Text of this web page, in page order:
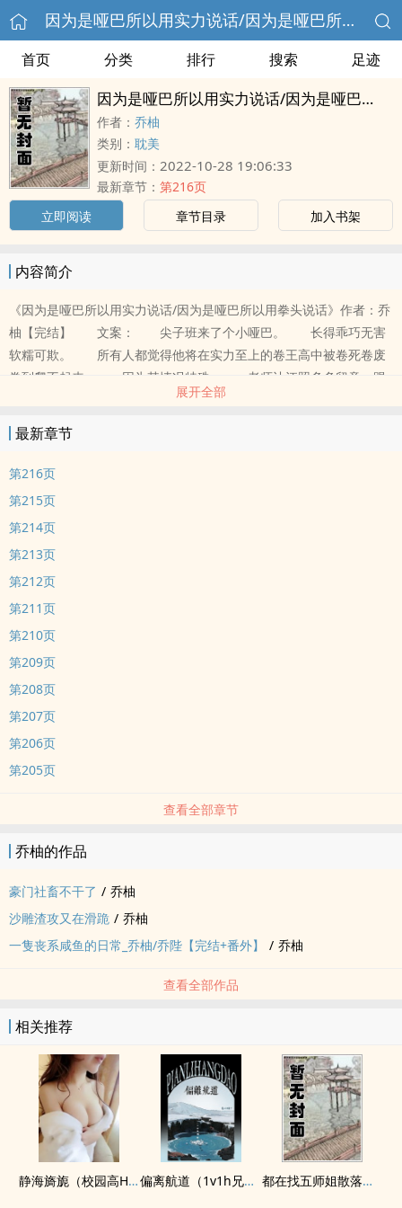
因为是哑巴所以用实力说话/因为是哑巴所以用拳头说话
首页 分类 排行 搜索 足迹
因为是哑巴所以用实力说话/因为是哑巴所以用拳头说话
作者： 乔柚
类别： 耽美
更新时间： 2022-10-28 19:06:33
最新章节： 第216页
立即阅读
章节目录 加入书架
内容简介
《因为是哑巴所以用实力说话/因为是哑巴所以用拳头说话》作者：乔
柚【完结】 文案： 尖子班来了个小哑巴。 长得乖巧无害
软糯可欺。 所有人都觉得他将在实力至上的卷王高中被卷死卷废
卷到爬不起来。 因为其情况特殊。 老师让江照多多留意，跟
新同学打好关系，看能不能帮上忙。 当天下午，江照就在窄小的
巷子
展开全部
最新章节
第216页
第215页
第214页
第213页
第212页
第211页
第210页
第209页
第208页
第207页
第206页
第205页
查看全部章节
乔柚的作品
豪门社畜不干了 / 乔柚
沙雕渣攻又在滑跪 / 乔柚
一隻丧系咸鱼的日常_乔柚/乔陛【完结+番外】
/ 乔柚
查看全部作品
相关推荐
静海旖旎（校园高H） 偏离航道（1v1h兄妹骨科bg） 都在找五师姐散落的法宝